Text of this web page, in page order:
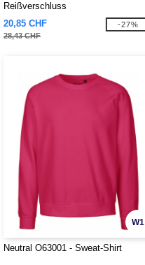
Reißverschluss
20,85 CHF
28,43 CHF
-27%
W1
Neutral O63001 - Sweat-Shirt